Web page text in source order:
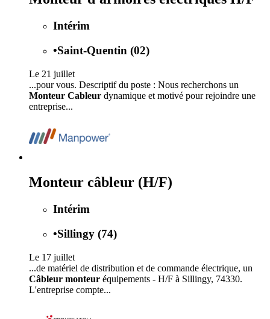
Intérim
•Saint-Quentin (02)
Le 21 juillet
...pour vous. Descriptif du poste : Nous recherchons un
Monteur Cableur dynamique et motivé pour rejoindre une
entreprise...
Monteur câbleur (H/F)
Intérim
•Sillingy (74)
Le 17 juillet
...de matériel de distribution et de commande électrique, un
Câbleur monteur équipements - H/F à Sillingy, 74330.
L'entreprise compte...